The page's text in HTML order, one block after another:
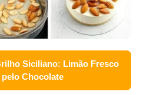
Siciliano: Limão Fresco
Chocolate